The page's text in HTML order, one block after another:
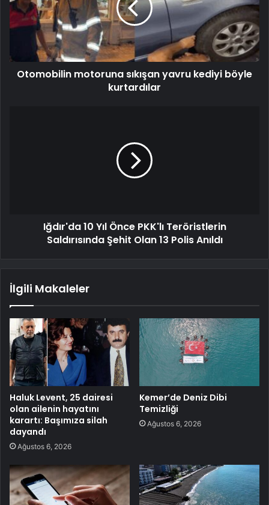
Otomobilin motoruna sıkışan yavru kediyi böyle
kurtardılar
Iğdır'da 10 Yıl Önce PKK'lı Teröristlerin
Saldırısında Şehit Olan 13 Polis Anıldı
İlgili Makaleler
Haluk Levent, 25 dairesi
olan ailenin hayatını
karartı: Başımıza silah
dayandı
Ağustos 6, 2026
Kemer’de Deniz Dibi
Temizliği
Ağustos 6, 2026